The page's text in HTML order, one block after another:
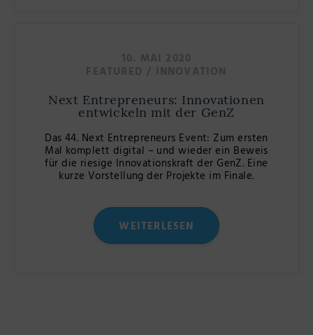
10. MAI 2020
FEATURED / INNOVATION
Next Entrepreneurs: Innovationen
entwickeln mit der GenZ
Das 44. Next Entrepreneurs Event: Zum ersten
Mal komplett digital – und wieder ein Beweis
für die riesige Innovationskraft der GenZ. Eine
kurze Vorstellung der Projekte im Finale.
WEITERLESEN